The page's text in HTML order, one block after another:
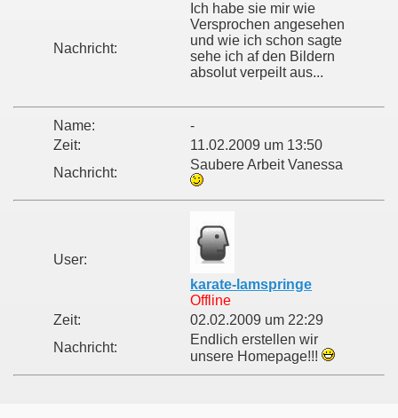
Nachricht:
Ich habe sie mir wie
Versprochen angesehen
und wie ich schon sagte
sehe ich af den Bildern
absolut verpeilt aus...
Name:
-
Zeit:
11.02.2009 um 13:50
Nachricht:
Saubere Arbeit Vanessa
User:
karate-lamspringe
Offline
Zeit:
02.02.2009 um 22:29
Nachricht:
Endlich erstellen wir
unsere Homepage!!!